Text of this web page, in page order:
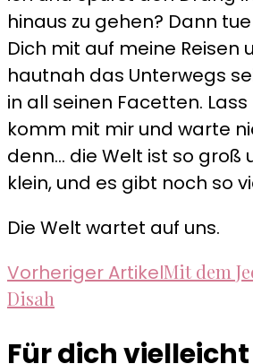
hinaus zu gehen? Dann
Dich mit auf meine Reisen
hautnah das Unterwegs
in all seinen Facetten.
komm mit mir und warte
denn... die Welt ist so groß
klein, und es gibt noch so
Die Welt wartet auf uns.
Vorheriger ArtikelMit dem
Disah
Für dich